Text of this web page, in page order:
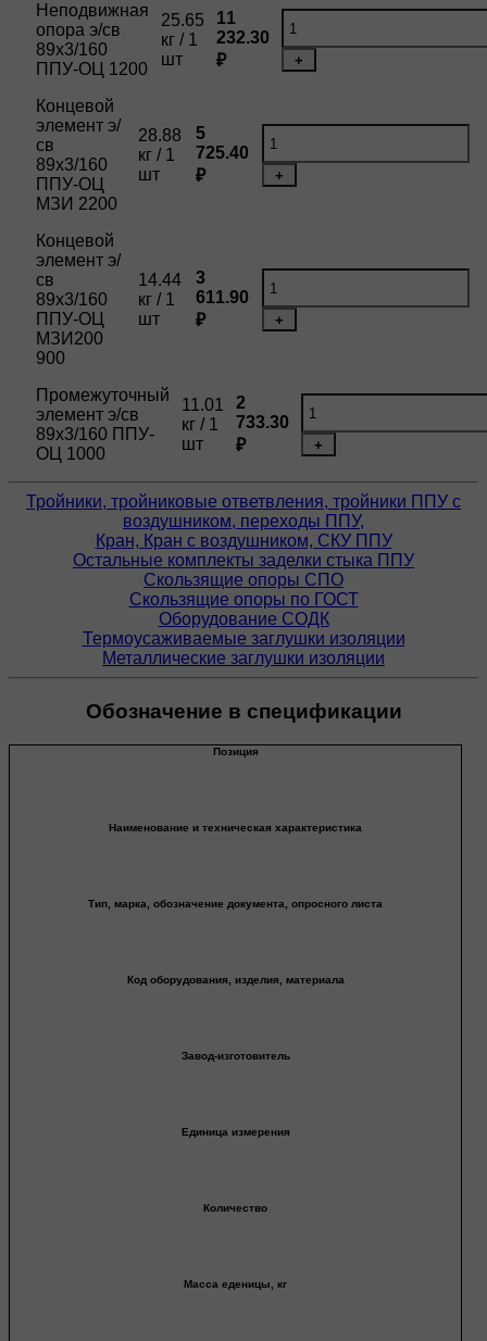
Неподвижная
опора э/св
89х3/160
ППУ-ОЦ 1200
25.65
кг / 1
шт
11
232.30
₽
+
Концевой
элемент э/
св
89х3/160
ППУ-ОЦ
МЗИ 2200
28.88
кг / 1
шт
5
725.40
₽
+
Концевой
элемент э/
св
89х3/160
ППУ-ОЦ
МЗИ200
900
14.44
кг / 1
шт
3
611.90
₽
+
Промежуточный
элемент э/св
89х3/160 ППУ-
ОЦ 1000
11.01
кг / 1
шт
2
733.30
₽
+
Тройники, тройниковые ответвления, тройники ППУ с
воздушником, переходы ППУ,
Кран, Кран с воздушником, СКУ ППУ
Остальные комплекты заделки стыка ППУ
Скользящие опоры СПО
Скользящие опоры по ГОСТ
Оборудование СОДК
Термоусаживаемые заглушки изоляции
Металлические заглушки изоляции
Обозначение в спецификации
Позиция
Наименование и техническая характеристика
Тип, марка, обозначение документа, опросного листа
Код оборудования, изделия, материала
Завод-изготовитель
Единица измерения
Количество
Масса еденицы, кг